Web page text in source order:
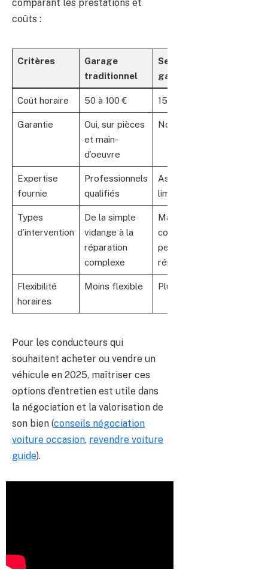
comparant les prestations et
coûts :
Critères
Garage
traditionnel
Self-
garage
Coût horaire 50 à 100 € 15 à 30 €
Garantie
Oui, sur pièces
et main-
d’oeuvre
Non
Expertise
fournie
Professionnels
qualifiés
Assistance
limitée
Types
d’intervention
De la simple
vidange à la
réparation
complexe
Maintenance
courante et
petites
réparations
Flexibilité
horaires
Moins flexible Plus flexible
Pour les conducteurs qui
souhaitent acheter ou vendre un
véhicule en 2025, maîtriser ces
options d’entretien est utile dans
la négociation et la valorisation de
son bien (conseils négociation
voiture occasion, revendre voiture
guide).